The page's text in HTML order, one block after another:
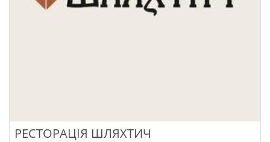
РЕСТОРАЦІЯ ШЛЯХТИЧ